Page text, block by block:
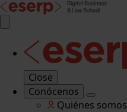
Close
Conócenos
Quiénes somos